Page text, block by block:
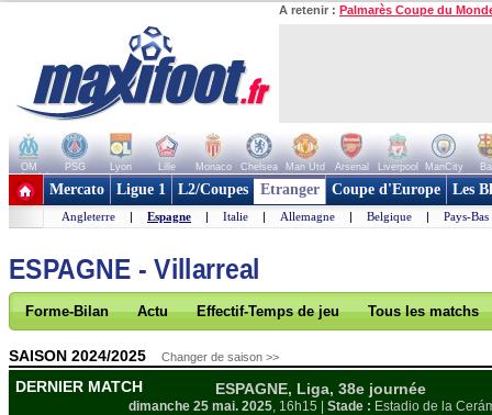
A retenir : Palmarès Coupe du
OM PSG Lyon Lille Monaco Chelsea Man Utd Arsenal Liverpool ManCity
+ de clubs
Mercato Ligue 1 L2/Coupes Etranger Coupe d'Europe Les
Angleterre | Espagne | Italie | Allemagne | Belgique | Pays-Bas
ESPAGNE - Villarreal
Forme-Bilan Actu Effectif-Temps de jeu Tous les matchs
SAISON 2024/2025 Changer de saison >>
DERNIER MATCH ESPAGNE, Liga, 38e journée
dimanche 25 mai. 2025, 16h15 | Stade : Estadio de la